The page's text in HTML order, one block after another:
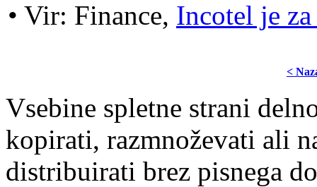
• Vir: Finance, Incotel je
<
Vsebine spletne strani
kopirati, razmnoževati ali
distribuirati brez pisnega